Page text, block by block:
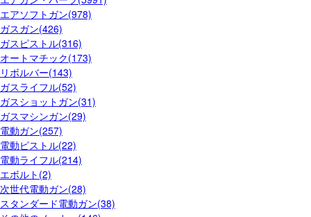
エアソフトガン(978)
ガスガン(426)
ガスピストル(316)
オートマチック(173)
リボルバー(143)
ガスライフル(52)
ガスショットガン(31)
ガスマシンガン(29)
電動ガン(257)
電動ピストル(22)
電動ライフル(214)
エボルト(2)
次世代電動ガン(28)
スタンダード電動ガン(38)